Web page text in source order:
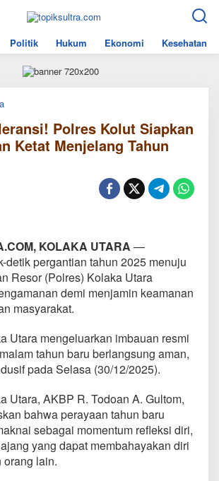
Politik Hukum Ekonomi Kesehatan
Tak
Toleransi!
Polres
Kolut
Polres Kolut Siapkan
Ketat Menjelang Tahun
KOLAKA UTARA —
detik pergantian tahun 2025 menuju
Resor (Polres) Kolaka Utara
demi menjamin keamanan
masyarakat.
Utara mengeluarkan imbauan resmi
tahun baru berlangsung aman,
pada Selasa (30/12/2025).
Utara, AKBP R. Todoan A. Gultom,
bahwa perayaan tahun baru
sebagai momentum refleksi diri,
yang dapat membahayakan diri
orang lain.